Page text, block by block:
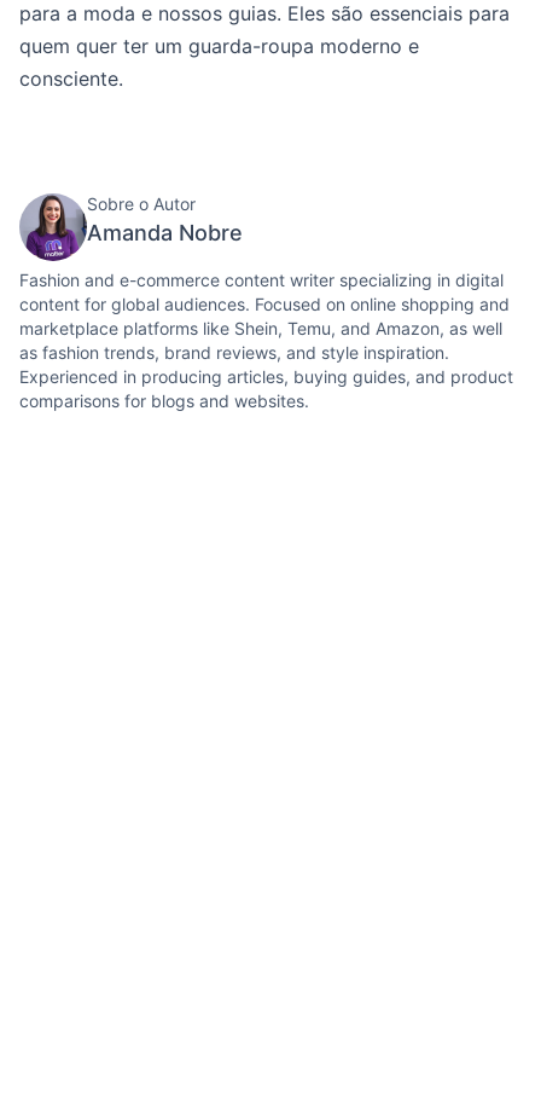
para a moda e nossos guias. Eles são essenciais para
quem quer ter um guarda-roupa moderno e
consciente.
Sobre o Autor
Amanda Nobre
Fashion and e-commerce content writer specializing in digital
content for global audiences. Focused on online shopping and
marketplace platforms like Shein, Temu, and Amazon, as well
as fashion trends, brand reviews, and style inspiration.
Experienced in producing articles, buying guides, and product
comparisons for blogs and websites.